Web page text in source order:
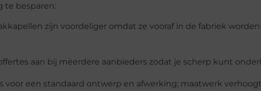
te besparen:
zijn voordeliger omdat ze vooraf in de fabriek
aan bij meerdere aanbieders zodat je scherp kunt
voor een standaard ontwerp en afwerking; maatwerk